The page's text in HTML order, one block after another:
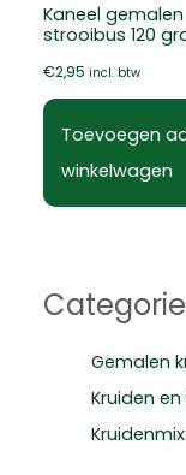
Kaneel gemalen
strooibus 120
€2,95 incl. btw
Toevoegen
winkelwagen
Categorie
Gemalen
Kruiden
Kruidenmix